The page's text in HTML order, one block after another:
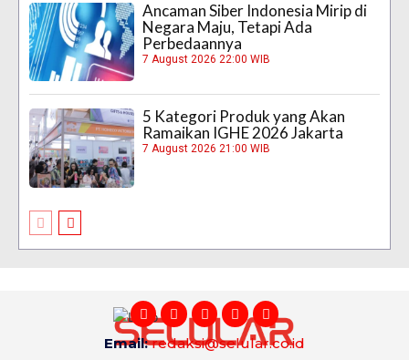
Ancaman Siber Indonesia Mirip di
Negara Maju, Tetapi Ada
Perbedaannya
7 August 2026 22:00 WIB
5 Kategori Produk yang Akan
Ramaikan IGHE 2026 Jakarta
7 August 2026 21:00 WIB
Email:redaksi@selular.co.id